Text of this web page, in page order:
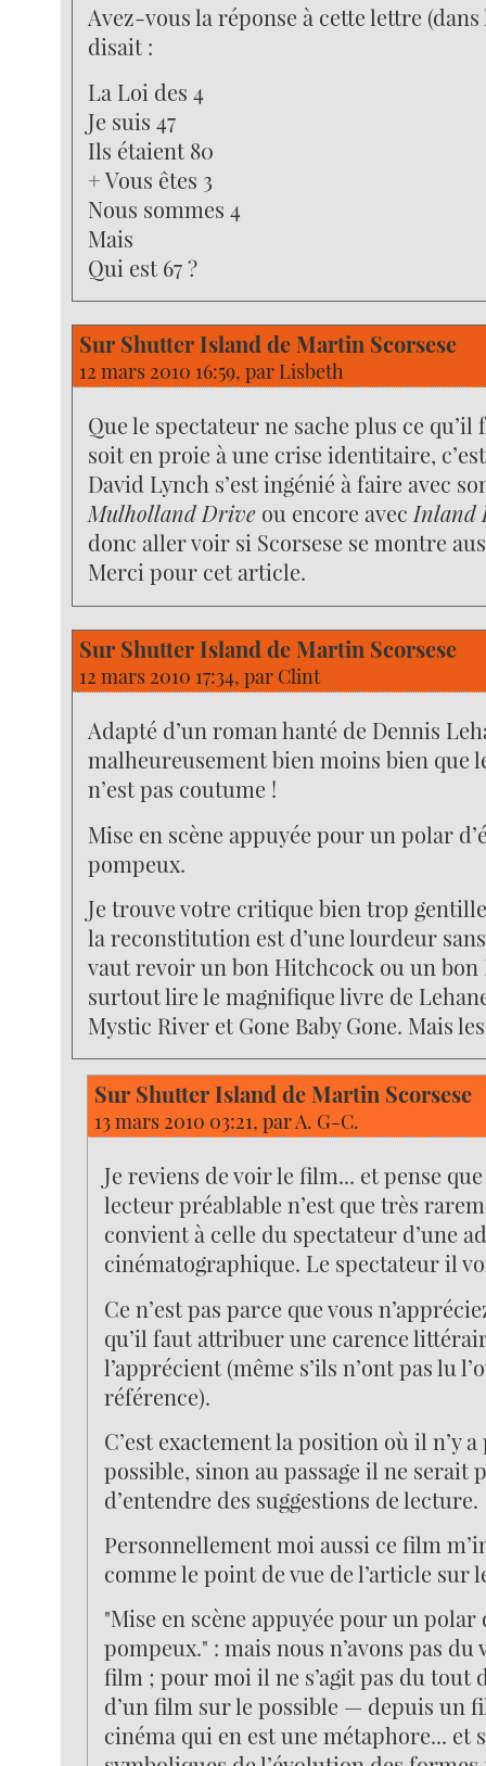
Avez-vous la réponse à cette lettre
disait :
La Loi des 4
Je suis 47
Ils étaient 80
+ Vous êtes 3
Nous sommes 4
Mais
Qui est 67 ?
Sur Shutter Island de Martin Scorsese
12 mars 2010 16:59, par Lisbeth
Que le spectateur ne sache plus ce
soit en proie à une crise identitaire,
David Lynch s’est ingénié à faire avec
Mulholland Drive ou encore avecInland
donc aller voir si Scorsese se montre
Merci pour cet article.
Sur Shutter Island de Martin Scorsese
12 mars 2010 17:34, par Clint
Adapté d’un roman hanté de Dennis
malheureusement bien moins bien que
n’est pas coutume !
Mise en scène appuyée pour un polar
pompeux.
Je trouve votre critique bien trop
la reconstitution est d’une lourdeur
vaut revoir un bon Hitchcock ou un
surtout lire le magnifique livre de
Mystic River et Gone Baby Gone. Mais
Sur Shutter Island de Martin Scorsese
13 mars 2010 03:21, parA. G-C.
Je reviens de voir le film... et pense
lecteur préablable n’est que très
convient à celle du spectateur d’une
cinématographique. Le spectateur il
Ce n’est pas parce que vous
qu’il faut attribuer une carence
l’apprécient (même s’ils n’ont pas lu
référence).
C’est exactement la position où il n’y
possible, sinon au passage il ne serait
d’entendre des suggestions de lecture.
Personnellement moi aussi ce film
comme le point de vue de l’article sur
"Mise en scène appuyée pour un polar
pompeux." : mais nous n’avons pas du
film ; pour moi il ne s’agit pas du tout
d’un film sur le possible — depuis un
cinéma qui en est une métaphore... et